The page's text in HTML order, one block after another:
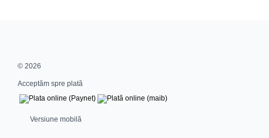
© 2026
Acceptăm spre plată
Versiune mobilă